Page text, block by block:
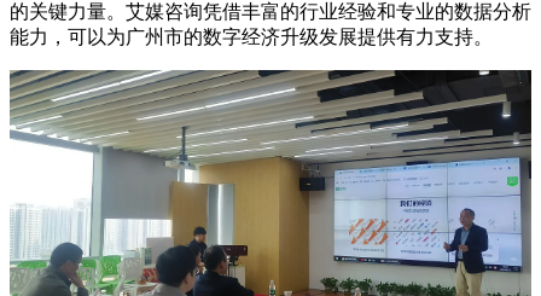
的关键力量。艾媒咨询凭借丰富的行业经验和专业的数据分析
能力，可以为广州市的数字经济升级发展提供有力支持。